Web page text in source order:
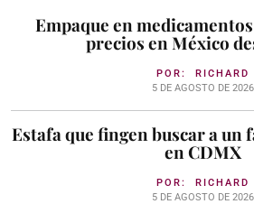
Empaque en
precios en México
POR: RICHARD
5 DE AGOSTO DE 2026
Estafa que fingen buscar a
en CDMX
POR: RICHARD
5 DE AGOSTO DE 2026